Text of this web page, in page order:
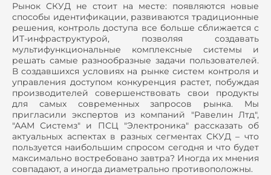
Рынок СКУД не стоит на месте: появляются новые
способы идентификации, развиваются традиционные
решения, контроль доступа все больше сближается с
ИТ-инфраструктурой, позволяя создавать
мультифункциональные комплексные системы и
решать самые разнообразные задачи пользователей.
В создавшихся условиях на рынке систем контроля и
управления доступом конкуренция растет, побуждая
производителей совершенствовать свои продукты
для самых современных запросов рынка. Мы
пригласили экспертов из компаний "Равелин Лтд",
"ААМ Системз" и ПСЦ "Электроника" рассказать об
актуальных аспектах в разных сегментах СКУД – что
пользуется наибольшим спросом сегодня и что будет
максимально востребовано завтра? Иногда их мнения
совпадают, а иногда диаметрально противоположны.